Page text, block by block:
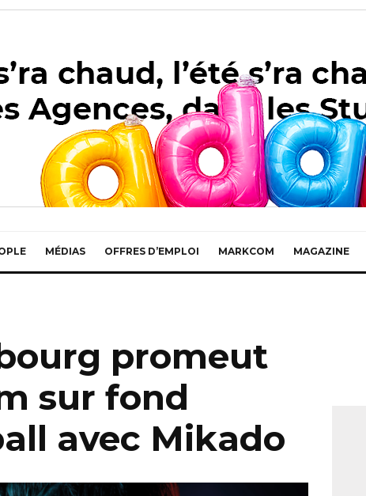
MÉDIAS OFFRES D’EMPLOI MARKCOM MAGAZINE
promeut
sur fond
avec Mikado